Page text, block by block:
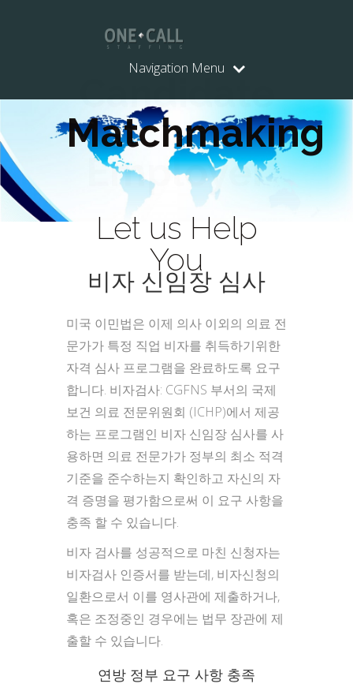
Navigation Menu
Candidate
Matchmaking
Employer
Let us Help
Help
You
비자 신임장 심사
미국 이민법은 이제 의사 이외의 의료 전
문가가 특정 직업 비자를 취득하기위한
자격 심사 프로그램을 완료하도록 요구
합니다. 비자검사: CGFNS 부서의 국제
보건 의료 전문위원회 (ICHP)에서 제공
하는 프로그램인 비자 신임장 심사를 사
용하면 의료 전문가가 정부의 최소 적격
기준을 준수하는지 확인하고 자신의 자
격 증명을 평가함으로써 이 요구 사항을
충족 할 수 있습니다.
비자 검사를 성공적으로 마친 신청자는
비자검사 인증서를 받는데, 비자신청의
일환으로서 이를 영사관에 제출하거나,
혹은 조정중인 경우에는 법무 장관에 제
출할 수 있습니다.
연방 정부 요구 사항 충족